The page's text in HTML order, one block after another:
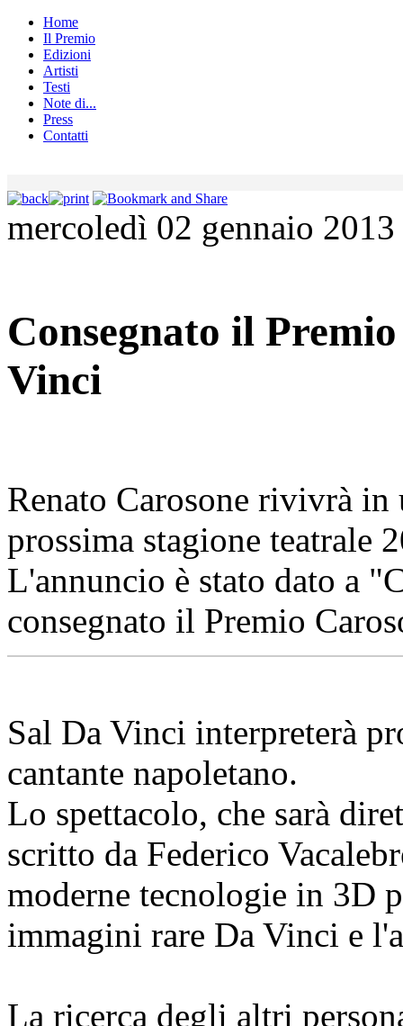
Home
Il Premio
Edizioni
Artisti
Testi
Note di...
Press
Contatti
mercoledì 02 gennaio 2013
Consegnato il
Vinci
Renato Carosone rivivrà in
prossima stagione teatrale
L'annuncio è stato dato a
consegnato il Premio
Sal Da Vinci interpreterà
cantante napoletano.
Lo spettacolo, che sarà
scritto da Federico
moderne tecnologie in 3D
immagini rare Da Vinci e
La ricerca degli altri